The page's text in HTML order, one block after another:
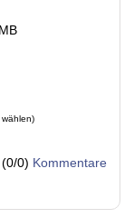
(0/0) Kommentare